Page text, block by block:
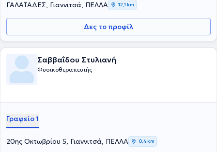
ΓΑΛΑΤΑΔΕΣ, Γιαννιτσά, ΠΕΛΛΑ 12,1 km
Δες το προφίλ
Σαββαΐδου Στυλιανή
Φυσικοθεραπευτής
Γραφείο 1
20ης Οκτωβρίου 5, Γιαννιτσά, ΠΕΛΛΑ 0,4 km